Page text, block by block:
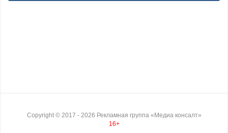
Copyright © 2017 - 2026 Рекламная группа «Медиа консалт»
16+